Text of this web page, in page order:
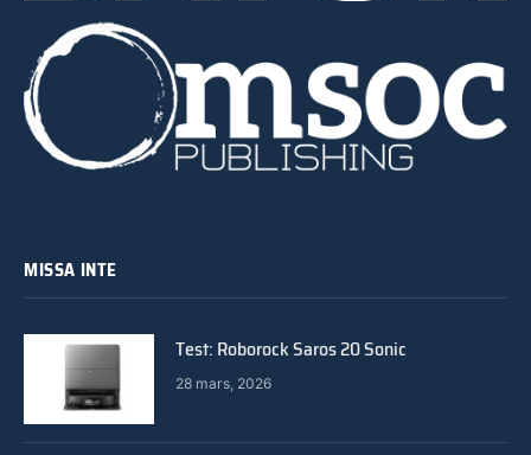
MISSA INTE
Test: Roborock Saros 20 Sonic
28 mars, 2026